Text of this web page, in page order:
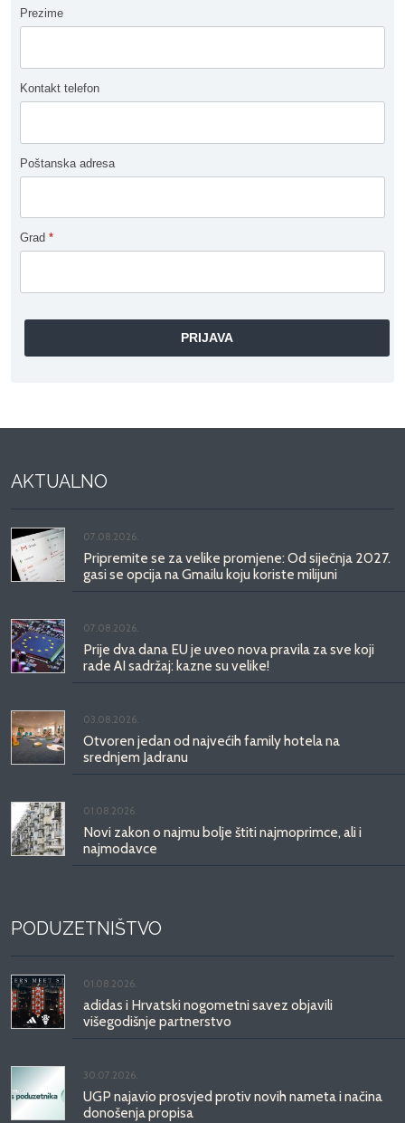
Prezime
Kontakt telefon
Poštanska adresa
Grad *
AKTUALNO
07.08.2026.
Pripremite se za velike promjene: Od siječnja 2027.
gasi se opcija na Gmailu koju koriste milijuni
07.08.2026.
Prije dva dana EU je uveo nova pravila za sve koji
rade AI sadržaj: kazne su velike!
03.08.2026.
Otvoren jedan od najvećih family hotela na
srednjem Jadranu
01.08.2026.
Novi zakon o najmu bolje štiti najmoprimce, ali i
najmodavce
PODUZETNIŠTVO
01.08.2026.
adidas i Hrvatski nogometni savez objavili
višegodišnje partnerstvo
30.07.2026.
UGP najavio prosvjed protiv novih nameta i načina
donošenja propisa